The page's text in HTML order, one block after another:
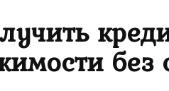
без